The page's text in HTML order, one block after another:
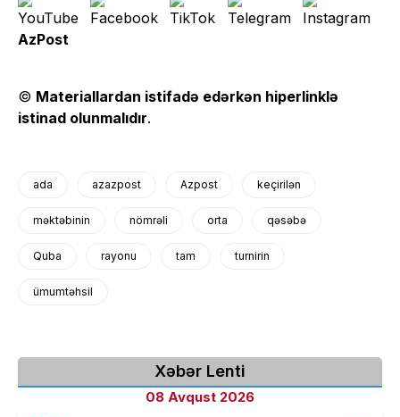
AzPost
© Materiallardan istifadə edərkən hiperlinklə
istinad olunmalıdır.
ada azazpost Azpost keçirilən
məktəbinin nömrəli orta qəsəbə
Quba rayonu tam turnirin
ümumtəhsil
Xəbər Lenti
08 Avqust 2026